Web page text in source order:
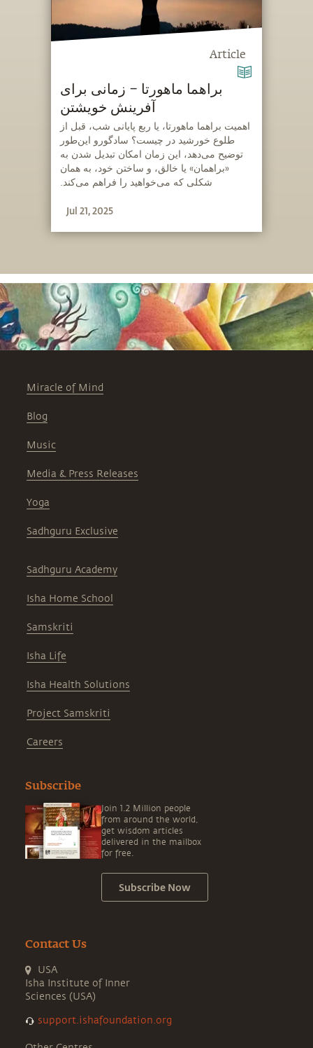
Article
براهما ماهورتا – زمانی برای
آفرینش خویشتن
‫اهمیت براهما ماهورتا، یا ربع پایانی شب، قبل از
طلوع خورشید در چیست؟ سادگورو این‌طور
توضیح می‌دهد، این زمان امکان تبدیل شدن به
«براهمان» یا خالق، و ساختن خود، به همان
شکلی که می‌خواهید را فراهم می‌کند.
Jul 21, 2025
Miracle of Mind
Blog
Music
Media & Press Releases
Yoga
Sadhguru Exclusive
Sadhguru Academy
Isha Home School
Samskriti
Isha Life
Isha Health Solutions
Project Samskriti
Careers
Subscribe
Join 1.2 Million people
from around the world,
get wisdom articles
delivered in the mailbox
for free.
Subscribe Now
Contact Us
USA
Isha Institute of Inner
Sciences (USA)
support.ishafoundation.org